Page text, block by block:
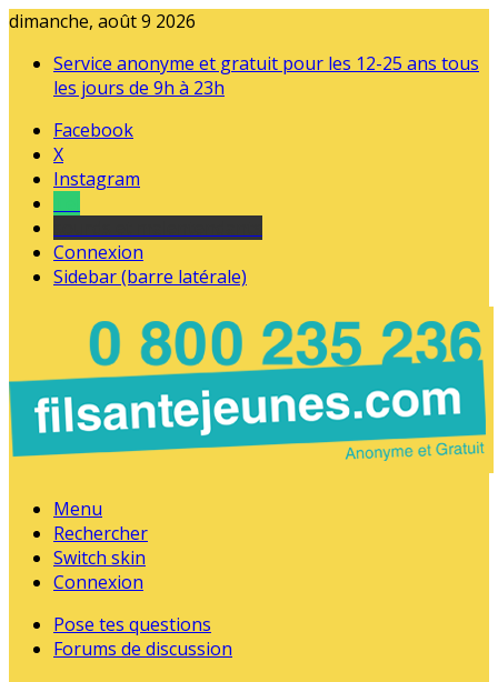
dimanche, août 9 2026
Service anonyme et gratuit pour les 12-25 ans tous
les jours de 9h à 23h
Facebook
X
Instagram
Connexion
Sidebar (barre latérale)
Menu
Rechercher
Switch skin
Connexion
Pose tes questions
Forums de discussion